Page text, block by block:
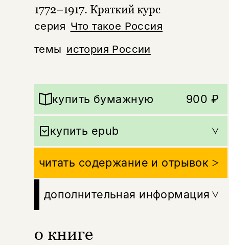
серия Что такое Россия
темы история России
1772–1917. Краткий курс
о книге
купить бумажную 900 ₽
купить epub
читать содержание и отрывок
дополнительная информация